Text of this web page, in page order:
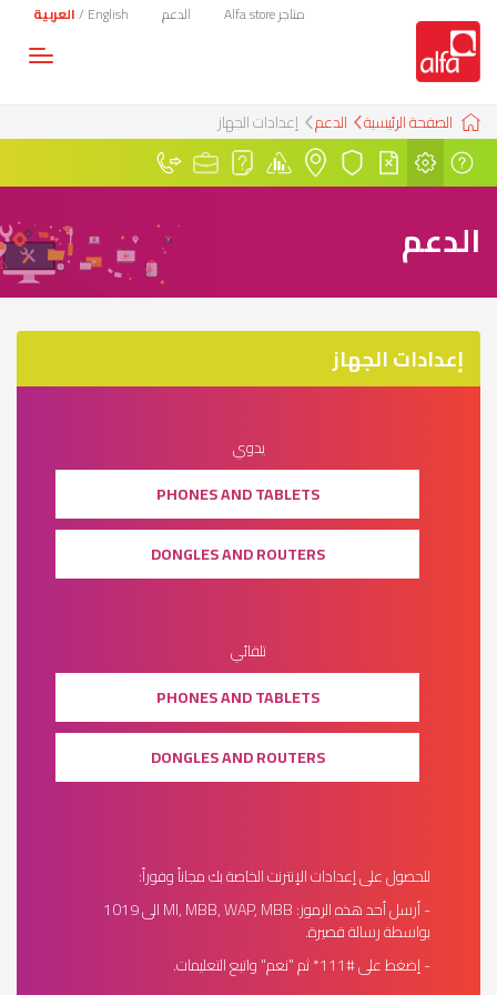
English
/العربية الدعم متاجر Alfa store
الصفحة الرئيسية
الدعم إعدادات الجهاز
الدعم
إعدادات الجهاز
يدوي
PHONES AND TABLETS
DONGLES AND ROUTERS
تلقائي
PHONES AND TABLETS
DONGLES AND ROUTERS
للحصول على إعدادات الإنترنت الخاصة بك مجاناً وفوراً:
- أرسل أحد هذه الرموز: MI, MBB, WAP, MBB الى 1019
بواسطة رسالة قصيرة.
- إضغط على #111* ثم "نعم" واتبع التعليمات.